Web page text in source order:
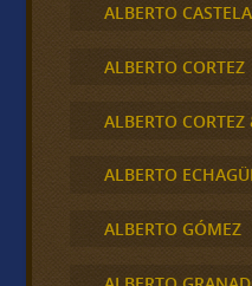
ALBERTO
ALBERTO CORTEZ
ALBERTO CORTEZ
ALBERTO
ALBERTO GÓMEZ